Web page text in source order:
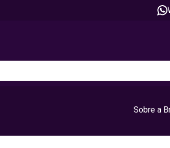
Sobre a